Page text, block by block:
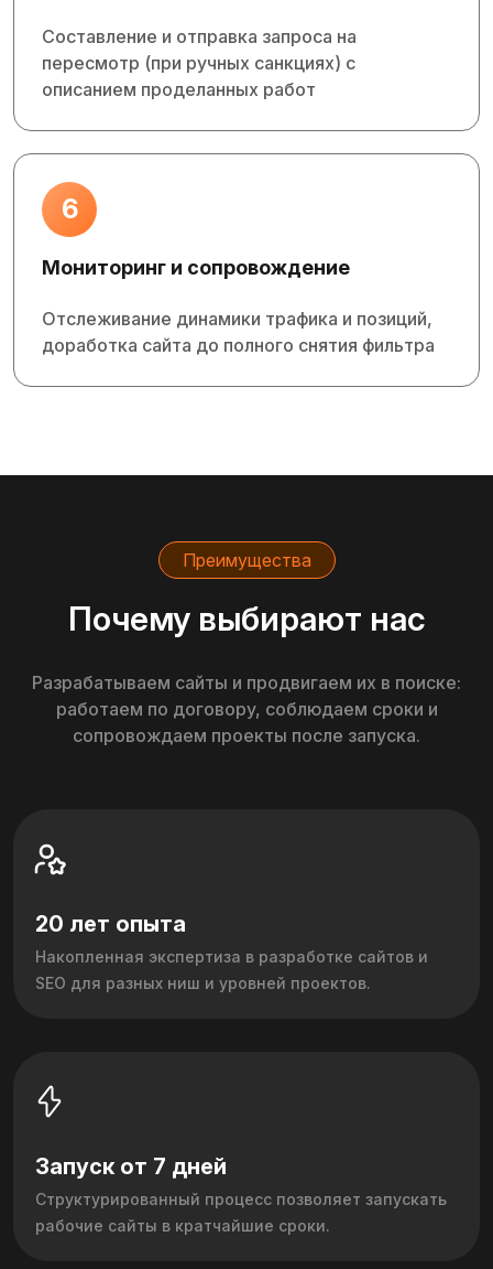
Составление и отправка запроса на
пересмотр (при ручных санкциях) с
описанием проделанных работ
6
Мониторинг и сопровождение
Отслеживание динамики трафика и позиций,
доработка сайта до полного снятия фильтра
Преимущества
Почему выбирают нас
Разрабатываем сайты и продвигаем их в поиске:
работаем по договору, соблюдаем сроки и
сопровождаем проекты после запуска.
20 лет опыта
Накопленная экспертиза в разработке сайтов и
SEO для разных ниш и уровней проектов.
Запуск от 7 дней
Структурированный процесс позволяет запускать
рабочие сайты в кратчайшие сроки.